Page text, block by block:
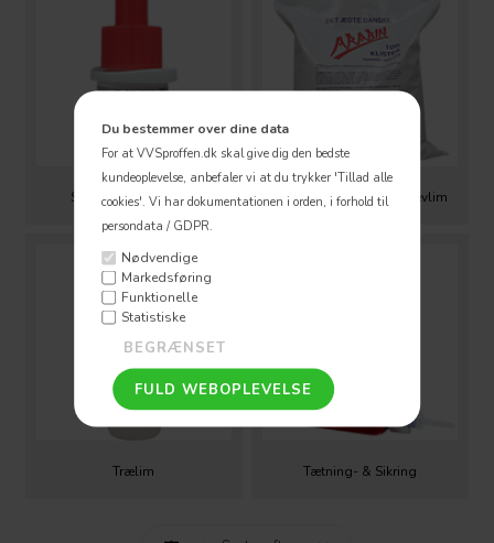
Du bestemmer over dine data
For at VVSproffen.dk skal give dig den bedste
kundeoplevelse, anbefaler vi at du trykker 'Tillad alle
cookies'. Vi har dokumentationen i orden, i forhold til
persondata / GDPR.
Nødvendige
Markedsføring
Funktionelle
Statistiske
Sekund- & Epoxylim Tapetklister, Gulv- & Vævlim
Trælim Tætning- & Sikring